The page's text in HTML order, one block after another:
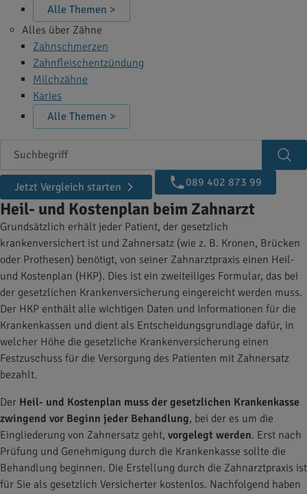
Alle Themen >
Alles über Zähne
Zahnschmerzen
Zahnfleischentzündung
Milchzähne
Karies
Alle Themen >
Suchbegriff
Jetzt Vergleich starten
089 402 873 99
Heil- und Kostenplan beim Zahnarzt
Grundsätzlich erhält jeder Patient, der gesetzlich
krankenversichert ist und Zahnersatz (wie z. B. Kronen, Brücken
oder Prothesen) benötigt, von seiner Zahnarztpraxis einen Heil-
und Kostenplan (HKP). Dies ist ein zweiteiliges Formular, das bei
der gesetzlichen Krankenversicherung eingereicht werden muss.
Der HKP enthält alle wichtigen Daten und Informationen für die
Krankenkassen und dient als Entscheidungsgrundlage dafür, in
welcher Höhe die gesetzliche Krankenversicherung einen
Festzuschuss für die Versorgung des Patienten mit Zahnersatz
bezahlt.
Der Heil- und Kostenplan muss der gesetzlichen Krankenkasse
zwingend vor Beginn jeder Behandlung, bei der es um die
Eingliederung von Zahnersatz geht, vorgelegt werden. Erst nach
Prüfung und Genehmigung durch die Krankenkasse sollte die
Behandlung beginnen. Die Erstellung durch die Zahnarztpraxis ist
für Sie als gesetzlich Versicherter kostenlos. Nachfolgend haben